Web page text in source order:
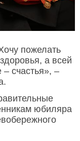
пожелать
а всей
счастья», –
юбиляра